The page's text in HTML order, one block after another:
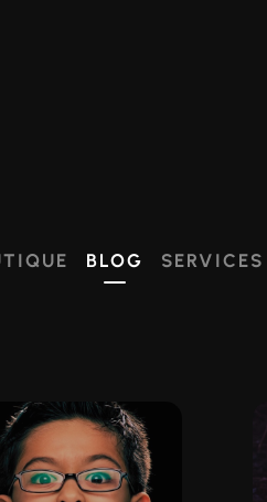
BLOG SERVICES